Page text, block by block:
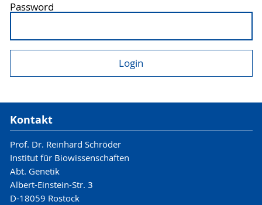
Password
Kontakt
Prof. Dr. Reinhard Schröder
Institut für Biowissenschaften
Abt. Genetik
Albert-Einstein-Str. 3
D-18059 Rostock